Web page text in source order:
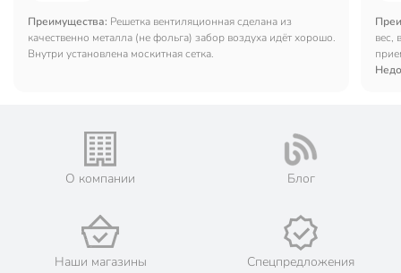
Преимущества: Решетка вентиляционная сделана из
качественно металла (не фольга) забор воздуха идёт хорошо.
Внутри установлена москитная сетка.
вес,
О компании Блог
Наши магазины Спецпредложения